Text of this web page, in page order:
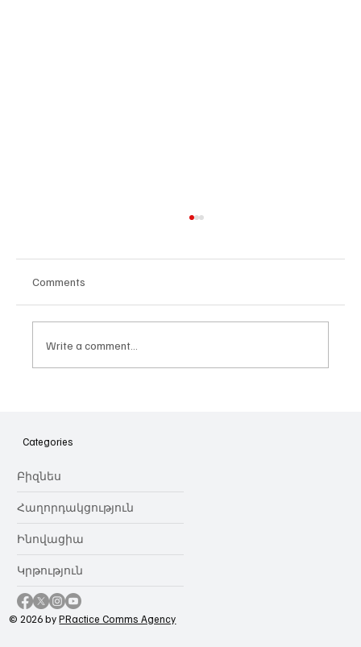
նվիրում որոշում
Comments
Write a comment...
Categories
Բիզնես
Հաղորդակցություն
Ինովացիա
Կրթություն
© 2026 byPRactice Comms Agency